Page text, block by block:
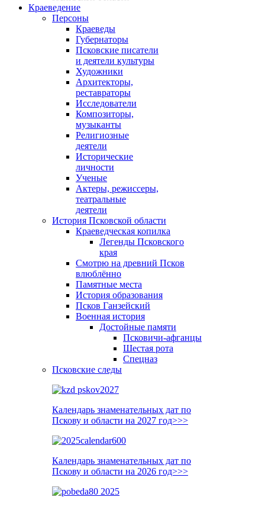
Краеведение
Персоны
Краеведы
Губернаторы
Псковские писатели
и деятели культуры
Художники
Архитекторы,
реставраторы
Исследователи
Композиторы,
музыканты
Религиозные
деятели
Исторические
личности
Ученые
Актеры, режиссеры,
театральные
деятели
История Псковской области
Краеведческая копилка
Легенды Псковского
края
Смотрю на древний Псков
влюблённо
Памятные места
История образования
Псков Ганзейский
Военная история
Достойные памяти
Псковичи-афганцы
Шестая рота
Спецназ
Псковские следы
Календарь знаменательных дат по
Пскову и области на 2027 год>>>
Календарь знаменательных дат по
Пскову и области на 2026 год>>>